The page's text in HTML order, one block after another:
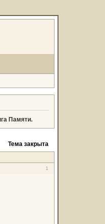
Памяти.
Тема закрыта
1